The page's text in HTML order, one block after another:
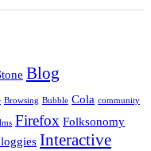
Blog
Browsing Bubble Cola community
Firefox Folksonomy
Interactive